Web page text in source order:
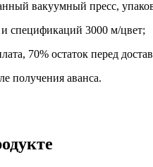
вакуумный пресс,
спецификаций 3000 м/цвет;
70% остаток перед
получения аванса.